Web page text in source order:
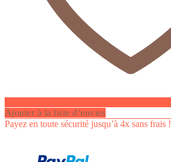
Ajouter à la liste d’envies
Payez en toute sécurité jusqu’à 4x sans frais !